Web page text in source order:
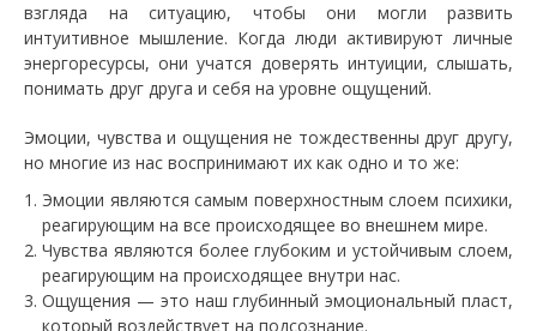
взгляда на ситуацию, чтобы они могли развить
интуитивное мышление. Когда люди активируют личные
энергоресурсы, они учатся доверять интуиции, слышать,
понимать друг друга и себя на уровне ощущений.
Эмоции, чувства и ощущения не тождественны друг другу,
но многие из нас воспринимают их как одно и то же:
Эмоции являются самым поверхностным слоем психики,
реагирующим на все происходящее во внешнем мире.
Чувства являются более глубоким и устойчивым слоем,
реагирующим на происходящее внутри нас.
Ощущения — это наш глубинный эмоциональный пласт,
который воздействует на подсознание.